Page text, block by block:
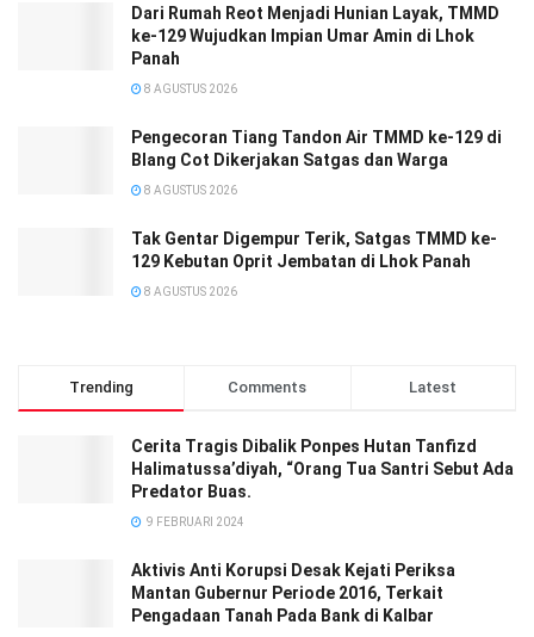
Dari Rumah Reot Menjadi Hunian Layak, TMMD
ke-129 Wujudkan Impian Umar Amin di Lhok
Panah
8 AGUSTUS 2026
Pengecoran Tiang Tandon Air TMMD ke-129 di
Blang Cot Dikerjakan Satgas dan Warga
8 AGUSTUS 2026
Tak Gentar Digempur Terik, Satgas TMMD ke-
129 Kebutan Oprit Jembatan di Lhok Panah
8 AGUSTUS 2026
Trending Comments Latest
Cerita Tragis Dibalik Ponpes Hutan Tanfizd
Halimatussa’diyah, “Orang Tua Santri Sebut Ada
Predator Buas.
9 FEBRUARI 2024
Aktivis Anti Korupsi Desak Kejati Periksa
Mantan Gubernur Periode 2016, Terkait
Pengadaan Tanah Pada Bank di Kalbar